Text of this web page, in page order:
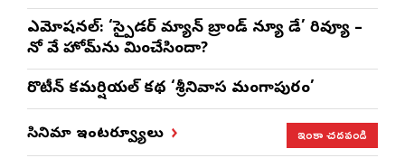
ఎమోష‌న‌ల్‌: ‘స్పైడర్ మ్యాన్ బ్రాండ్ న్యూ డే’ రివ్యూ –
నో వే హోమ్‌ను మించేసిందా?
రొటీన్‌ కమర్షియల్‌ కథ ‘శ్రీనివాస మంగాపురం’
సినిమా ఇంటర్వ్యూలు ఇంకా చదవండి